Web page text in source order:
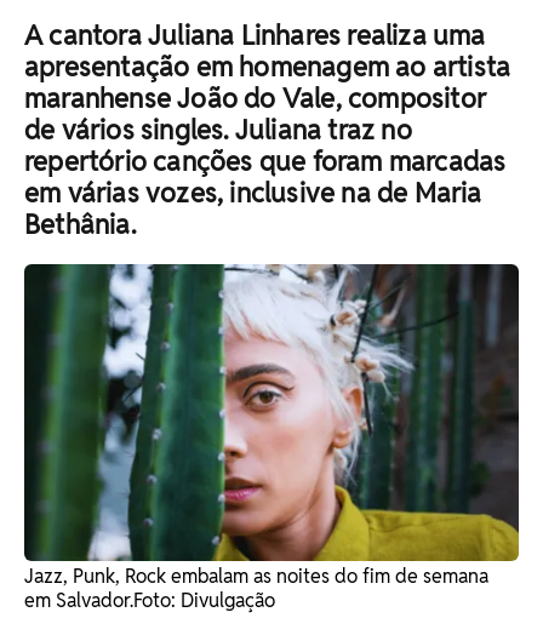
A cantora Juliana Linhares realiza uma
apresentação em homenagem ao artista
maranhense João do Vale, compositor
de vários singles. Juliana traz no
repertório canções que foram marcadas
em várias vozes, inclusive na de Maria
Bethânia.
Jazz, Punk, Rock embalam as noites do fim de semana
em Salvador. ​Foto: Divulgação